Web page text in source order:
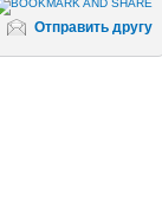
Отправить другу